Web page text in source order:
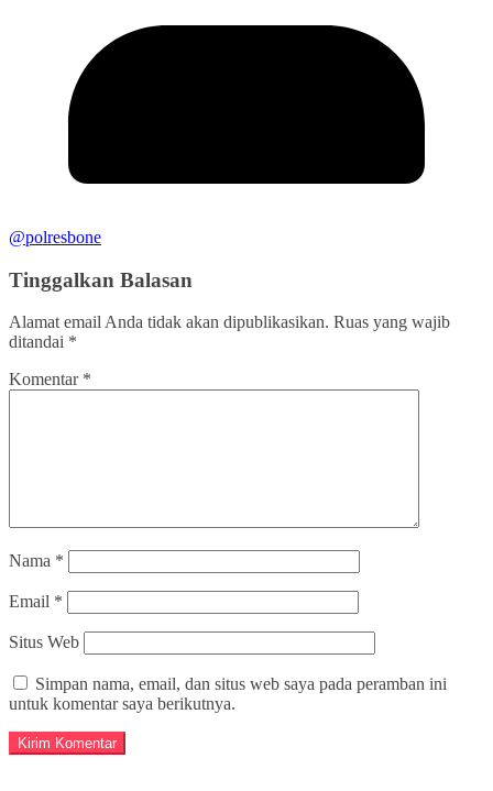
@polresbone
Tinggalkan Balasan
Alamat email Anda tidak akan dipublikasikan. Ruas yang wajib
ditandai *
Komentar *
Nama *
Email *
Situs Web
Simpan nama, email, dan situs web saya pada peramban ini
untuk komentar saya berikutnya.